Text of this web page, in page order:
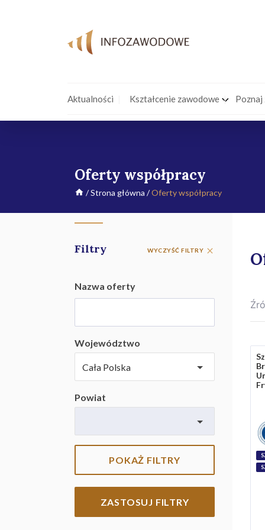
Aktualności Kształcenie zawodowe Poznaj
Oferty współpracy
/Strona główna /Oferty współpracy
Filtry WYCZYŚĆ FILTRY
Nazwa oferty
Województwo
Powiat
POKAŻ FILTRY
ZASTOSUJ FILTRY